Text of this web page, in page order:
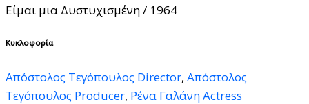
Είμαι μια Δυστυχισμένη/ 1964
Κυκλοφορία
Απόστολος Τεγόπουλος Director, Απόστολος
Τεγόπουλος Producer, Ρένα Γαλάνη Actress